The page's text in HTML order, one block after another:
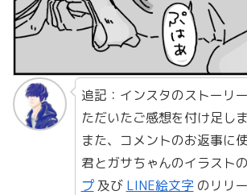
追記：インスタのストーリ
ただいたご感想を付け足し
また、コメントのお返事に
君とガサちゃんのイラストの
プ及び LINE絵文字のリリ